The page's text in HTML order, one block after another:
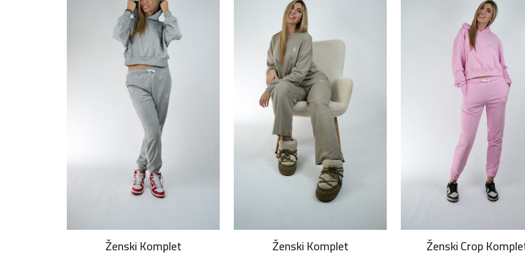
Ženski Komplet Ženski Komplet Ženski Crop